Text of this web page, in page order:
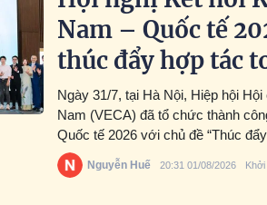
Nam – Quốc tế
thúc đẩy hợp tác
Ngày 31/7, tại Hà Nội, Hiệp hội
Nam (VECA) đã tổ chức thành
Quốc tế 2026 với chủ đề “Thúc
Nguyễn Huế 20:31 01/08/2026